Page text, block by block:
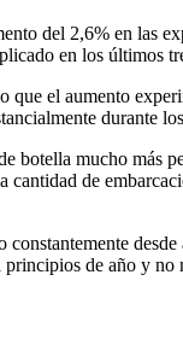
del 2,6% en las
en los últimos
el aumento
durante
botella mucho más
de
de año y